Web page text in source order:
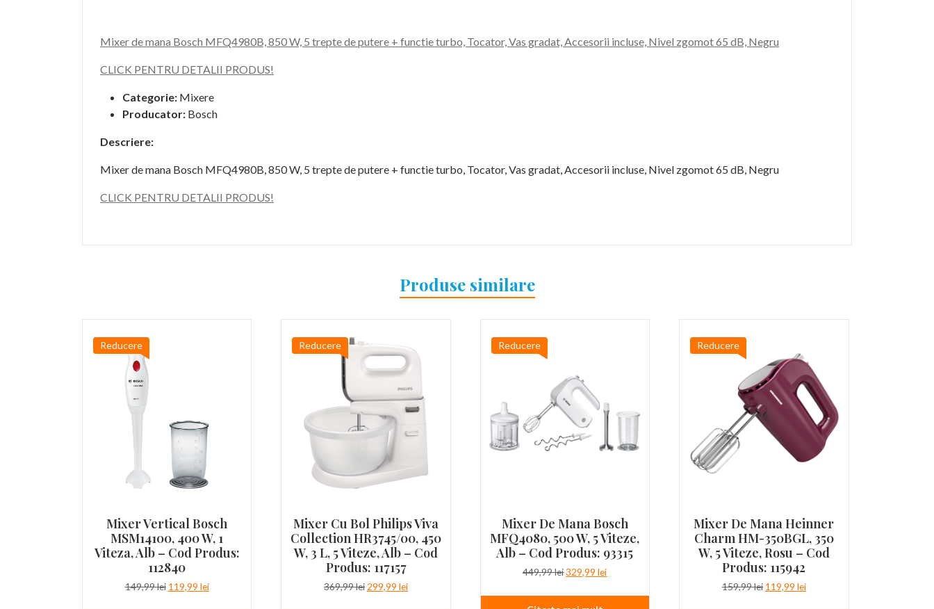
Mixer de mana Bosch MFQ4980B, 850 W, 5 trepte de putere + functie turbo, Tocator, Vas gradat, Accesorii incluse, Nivel zgomot 65 dB, Negru
CLICK PENTRU DETALII PRODUS!
Categorie: Mixere
Producator: Bosch
Descriere:
Mixer de mana Bosch MFQ4980B, 850 W, 5 trepte de putere + functie turbo, Tocator, Vas gradat, Accesorii incluse, Nivel zgomot 65 dB, Negru
CLICK PENTRU DETALII PRODUS!
Produse similare
Reducere
Mixer Vertical Bosch
MSM14100, 400 W, 1
Viteza, Alb – Cod Produs:
112840
149,99lei Prețul
119,99 leiPrețul
Reducere
Mixer Cu Bol Philips Viva
Collection HR3745/00, 450
W, 3 L, 5 Viteze, Alb – Cod
Produs: 117157
369,99lei Prețul
299,99leiPrețul
Reducere
Mixer De Mana Bosch
MFQ4080, 500 W, 5 Viteze,
Alb – Cod Produs: 93315
449,99leiPrețul
a
329,99leiPrețul
este:
Reducere
Mixer De Mana Heinner
Charm HM-350BGL, 350
W, 5 Viteze, Rosu – Cod
Produs: 115942
159,99lei Prețul
119,99 leiPrețul